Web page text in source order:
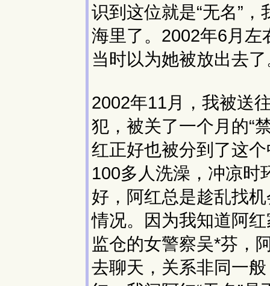
识到这位就是“无名”
海里了。2002年6月左
当时以为她被放出去
2002年11月，我被送
犯，被关了一个月的“
红正好也被分到了这
100多人洗澡，冲凉时
好，阿红总是趁乱找
情况。因为我知道阿
监仓的女警察吴*芬，
去聊天，关系非同一